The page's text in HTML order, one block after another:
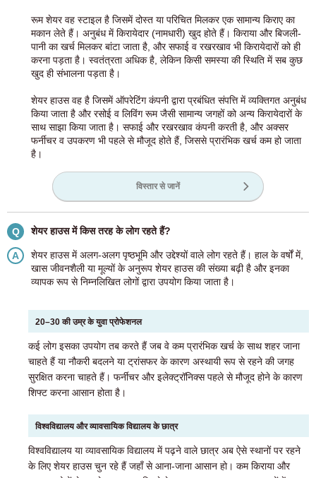
रूम शेयर वह स्टाइल है जिसमें दोस्त या परिचित मिलकर एक सामान्य किराए का
मकान लेते हैं। अनुबंध में किरायेदार (नामधारी) खुद होते हैं। किराया और बिजली-
पानी का खर्च मिलकर बांटा जाता है, और सफाई व रखरखाव भी किरायेदारों को ही
करना पड़ता है। स्वतंत्रता अधिक है, लेकिन किसी समस्या की स्थिति में सब कुछ
खुद ही संभालना पड़ता है।
शेयर हाउस वह है जिसमें ऑपरेटिंग कंपनी द्वारा प्रबंधित संपत्ति में व्यक्तिगत अनुबंध
किया जाता है और रसोई व लिविंग रूम जैसी सामान्य जगहों को अन्य किरायेदारों के
साथ साझा किया जाता है। सफाई और रखरखाव कंपनी करती है, और अक्सर
फर्नीचर व उपकरण भी पहले से मौजूद होते हैं, जिससे प्रारंभिक खर्च कम हो जाता
है।
विस्तार से जानें
Q शेयर हाउस में किस तरह के लोग रहते हैं?
A
शेयर हाउस में अलग-अलग पृष्ठभूमि और उद्देश्यों वाले लोग रहते हैं। हाल के वर्षों में,
खास जीवनशैली या मूल्यों के अनुरूप शेयर हाउस की संख्या बढ़ी है और इनका
व्यापक रूप से निम्नलिखित लोगों द्वारा उपयोग किया जाता है।
20–30 की उम्र के युवा प्रोफेशनल
कई लोग इसका उपयोग तब करते हैं जब वे कम प्रारंभिक खर्च के साथ शहर जाना
चाहते हैं या नौकरी बदलने या ट्रांसफर के कारण अस्थायी रूप से रहने की जगह
सुरक्षित करना चाहते हैं। फर्नीचर और इलेक्ट्रॉनिक्स पहले से मौजूद होने के कारण
शिफ्ट करना आसान होता है।
विश्वविद्यालय और व्यावसायिक विद्यालय के छात्र
विश्वविद्यालय या व्यावसायिक विद्यालय में पढ़ने वाले छात्र अब ऐसे स्थानों पर रहने
के लिए शेयर हाउस चुन रहे हैं जहाँ से आना-जाना आसान हो। कम किराया और